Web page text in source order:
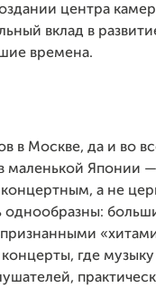
центра
вклад в
времена.
в Москве, да и во
маленькой Японии
а не
однообразны:
концерты, где